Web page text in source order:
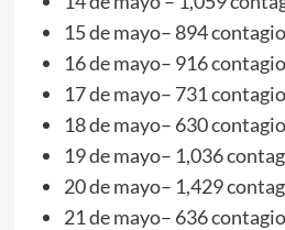
15 de mayo– 894
16 de mayo– 916
17 de mayo– 731
18 de mayo– 630
19 de mayo– 1,036
20 de mayo– 1,429
21 de mayo– 636